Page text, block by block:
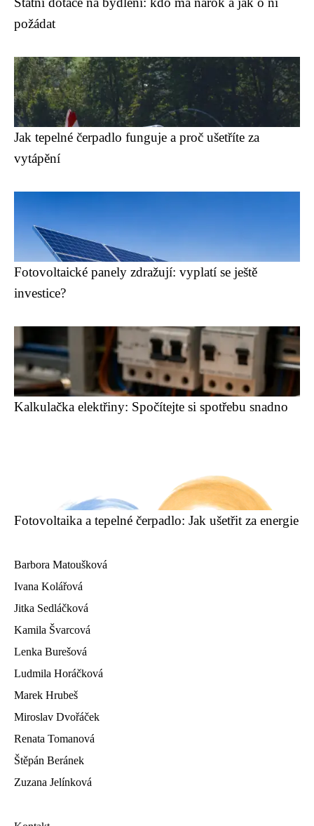
požádat
Jak tepelné čerpadlo funguje a proč ušetříte za
vytápění
Fotovoltaické panely zdražují: vyplatí se ještě
investice?
Kalkulačka elektřiny: Spočítejte si spotřebu snadno
Fotovoltaika a tepelné čerpadlo: Jak ušetřit za energie
Barbora Matoušková
Ivana Kolářová
Jitka Sedláčková
Kamila Švarcová
Lenka Burešová
Ludmila Horáčková
Marek Hrubeš
Miroslav Dvořáček
Renata Tomanová
Štěpán Beránek
Zuzana Jelínková